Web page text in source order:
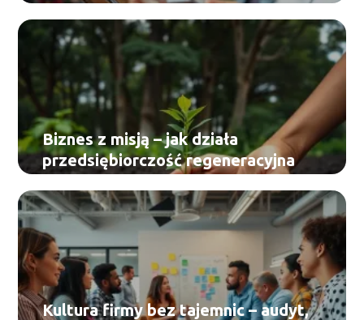
Biznes z misją – jak działa
przedsiębiorczość regeneracyjna
Kultura firmy bez tajemnic – audyt,